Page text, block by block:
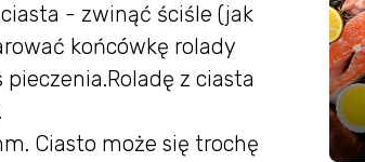
- zwinąć ściśle (jak
końcówkę rolady
z ciasta
Ciasto może się trochę